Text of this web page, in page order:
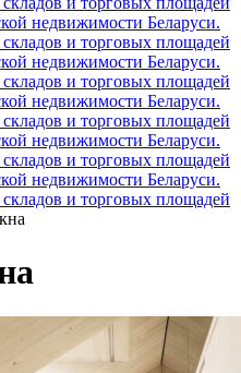
недвижимости Беларуси.
и торговых площадей
недвижимости Беларуси.
и торговых площадей
недвижимости Беларуси.
и торговых площадей
недвижимости Беларуси.
и торговых площадей
недвижимости Беларуси.
и торговых площадей